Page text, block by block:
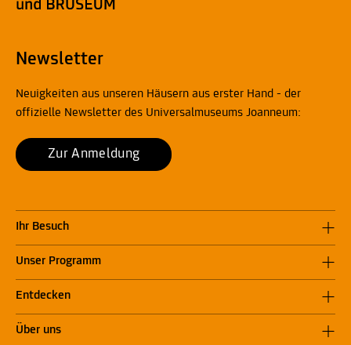
Newsletter
Neuigkeiten aus unseren Häusern aus erster Hand - der
offizielle Newsletter des Universalmuseums Joanneum:
Zur Anmeldung
Ihr Besuch
Unser Programm
Entdecken
Über uns